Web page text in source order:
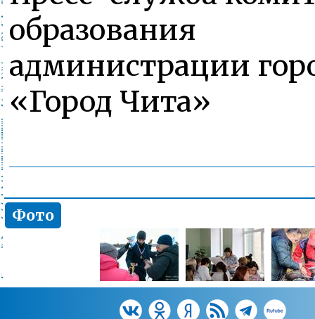
образования
администрации
«Город Чита»
Фото